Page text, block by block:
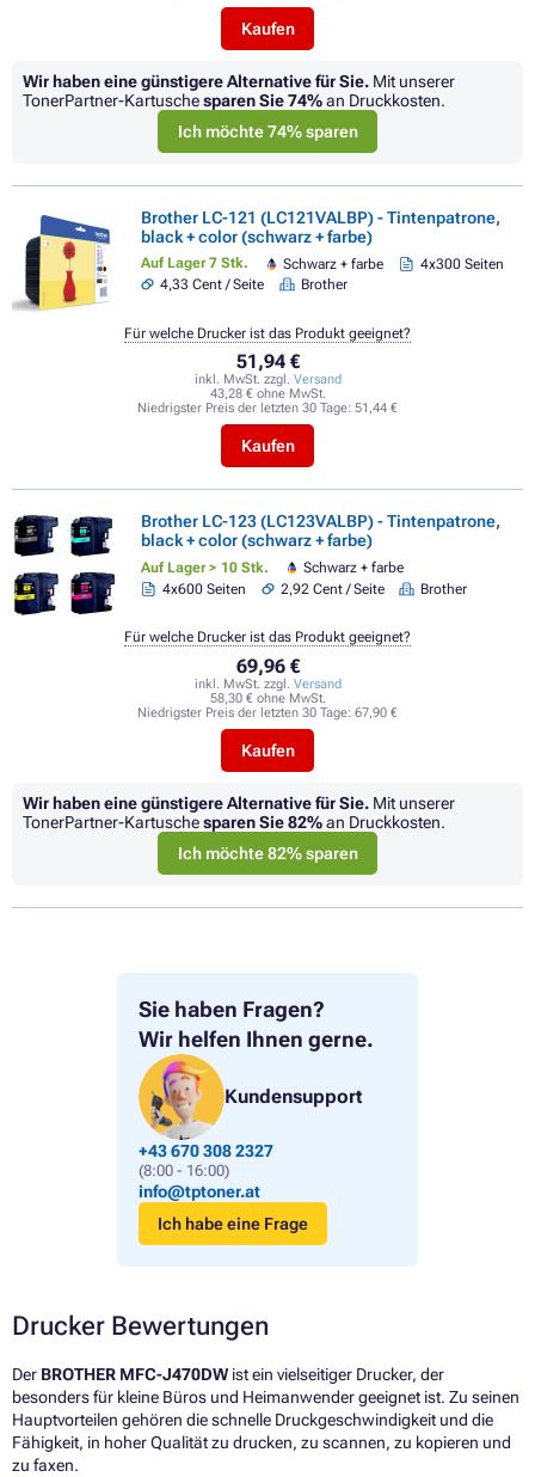
Sie haben Fragen?
Wir helfen Ihnen gerne.
Kundensupport
+43 670 308 2327
(8:00 - 16:00)
info@tptoner.at
Ich habe eine Frage
Kaufen
Wir haben eine günstigere Alternative für Sie. Mit unserer
TonerPartner-Kartuschesparen Sie74%an Druckkosten.
Ich möchte 74% sparen
Brother LC-121 (LC121VALBP) - Tintenpatrone,
black + color (schwarz + farbe)
Auf Lager 7 Stk. Schwarz + farbe
4x300 Seiten
4,33 Cent / Seite
Brother
51,94 €
inkl. MwSt. zzgl. Versand
43,28 € ohne MwSt.
Niedrigster Preis der letzten 30 Tage: 51,44 €
Kaufen
Für welche Drucker ist das Produkt geeignet?
Brother LC-123 (LC123VALBP) - Tintenpatrone,
black + color (schwarz + farbe)
Auf Lager > 10 Stk.
Schwarz + farbe
4x600 Seiten
2,92 Cent / Seite Brother
69,96 €
inkl. MwSt. zzgl. Versand
58,30 € ohne MwSt.
Niedrigster Preis der letzten 30 Tage: 67,90 €
Kaufen
Für welche Drucker ist das Produkt geeignet?
Wir haben eine günstigere Alternative für Sie. Mit unserer
TonerPartner-Kartuschesparen Sie82%an Druckkosten.
Ich möchte 82% sparen
Drucker Bewertungen
Der BROTHER MFC-J470DW ist ein vielseitiger Drucker, der
besonders für kleine Büros und Heimanwender geeignet ist. Zu seinen
Hauptvorteilen gehören die schnelle Druckgeschwindigkeit und die
Fähigkeit, in hoher Qualität zu drucken, zu scannen, zu kopieren und
zu faxen.